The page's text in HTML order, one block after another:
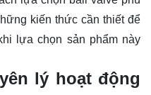
kiến thức cần thiết để
lựa chọn sản phẩm này
lý hoạt động